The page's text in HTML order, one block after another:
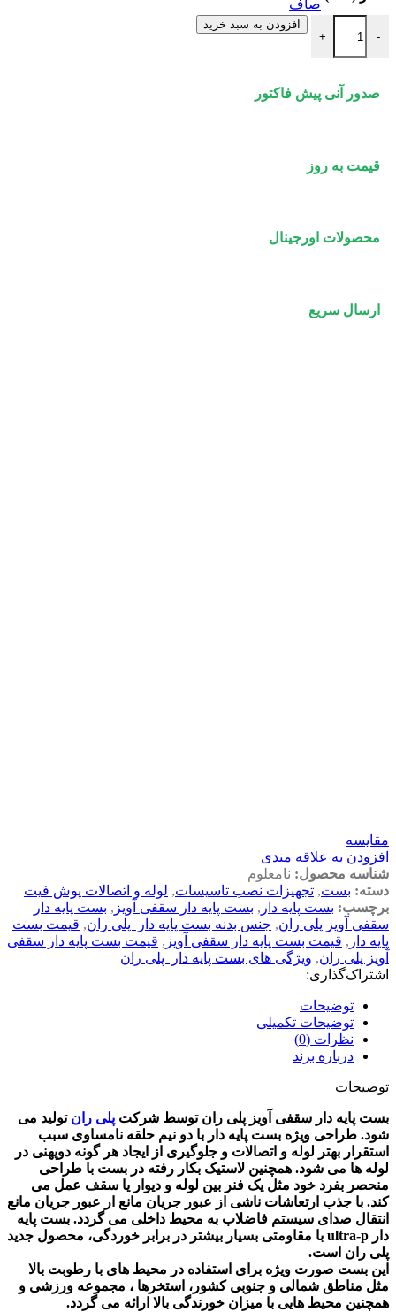
صاف
-
بست پایه دار سقفی آویز پلی ران عدد
+
افزودن به سبد خرید
صدور آنی پیش فاکتور
قیمت به روز
محصولات اورجینال
ارسال سریع
مقايسه
افزودن به علاقه مندی
شناسه محصول: نامعلوم
دسته: بست, تجهیزات نصب تاسیسات, لوله و اتصالات پوش فیت
برچسب: بست پایه دار , بست پایه دار سقفی آویز , بست پایه دار
سقفی آویز پلی ران, جنس بدنه بست پایه دار پلی ران, قیمت بست
پایه دار , قیمت بست پایه دار سقفی آویز , قیمت بست پایه دار سقفی
آویز پلی ران, ویژگی های بست پایه دار پلی ران
اشتراک‌گذاری:
توضیحات
توضیحات تکمیلی
نظرات (0)
درباره برند
توضیحات
بست پایه دار سقفی آویز پلی ران توسط شرکت پلی ران تولید می
شود. طراحی ویژه بست پایه دار با دو نیم حلقه نامساوی سبب
استقرار بهتر لوله و اتصالات و جلوگیری از ایجاد هر گونه دوپهنی در
لوله ها می شود. همچنین لاستیک بکار رفته در بست با طراحی
منحصر بفرد خود مثل یک فنر بین لوله و دیوار یا سقف عمل می
کند. با جذب ارتعاشات ناشی از عبور جریان مانع ار عبور جریان مانع
انتقال صدای سیستم فاضلاب به محیط داخلی می گردد. بست پایه
دار ultra-p با مقاومتی بسیار بیشتر در برابر خوردگی، محصول جدید
پلی ران است.
این بست صورت ویژه برای استفاده در محیط های با رطوبت بالا
مثل مناطق شمالی و جنوبی کشور، استخرها ، مجموعه ورزشی و
همچنین محیط هایی با میزان خورندگی بالا ارائه می گردد.